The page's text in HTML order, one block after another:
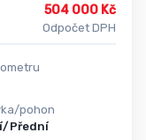
504 000 Kč
Odpočet DPH
pohon
Přední